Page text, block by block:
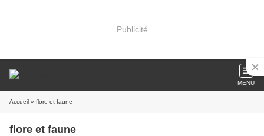
Publicité
MENU
Accueil » flore et faune
flore et faune